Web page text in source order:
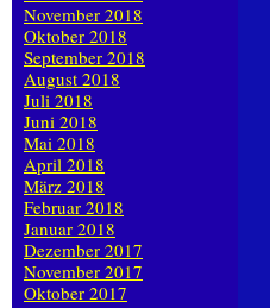
November 2018
Oktober 2018
September 2018
August 2018
Juli 2018
Juni 2018
Mai 2018
April 2018
März 2018
Februar 2018
Januar 2018
Dezember 2017
November 2017
Oktober 2017